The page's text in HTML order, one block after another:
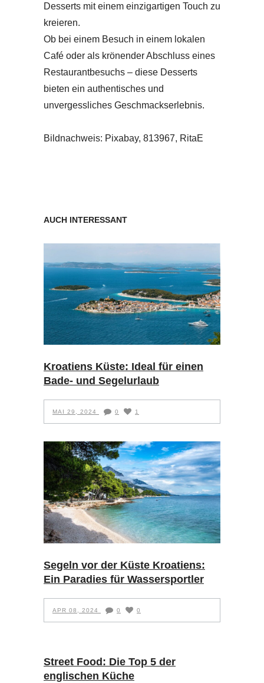
Desserts mit einem einzigartigen Touch zu
kreieren.
Ob bei einem Besuch in einem lokalen
Café oder als krönender Abschluss eines
Restaurantbesuchs – diese Desserts
bieten ein authentisches und
unvergessliches Geschmackserlebnis.
Bildnachweis: Pixabay, 813967, RitaE
AUCH INTERESSANT
Kroatiens Küste: Ideal für einen
Bade- und Segelurlaub
MAI 29, 2024 0 1
Segeln vor der Küste Kroatiens:
Ein Paradies für Wassersportler
APR 08, 2024 0 0
Street Food: Die Top 5 der
englischen Küche